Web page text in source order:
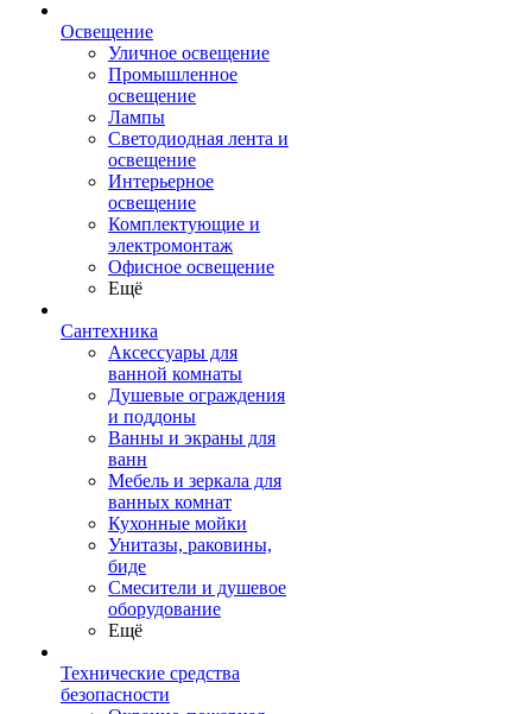
Освещение
Уличное освещение
Промышленное
освещение
Лампы
Светодиодная лента и
освещение
Интерьерное
освещение
Комплектующие и
электромонтаж
Офисное освещение
Ещё
Сантехника
Аксессуары для
ванной комнаты
Душевые ограждения
и поддоны
Ванны и экраны для
ванн
Мебель и зеркала для
ванных комнат
Кухонные мойки
Унитазы, раковины,
биде
Смесители и душевое
оборудование
Ещё
Технические средства
безопасности